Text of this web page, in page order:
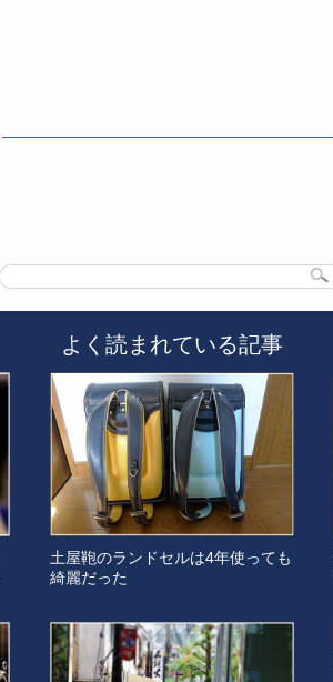
よく読まれている記事
土屋鞄のランドセルは4年使っても
綺麗だった